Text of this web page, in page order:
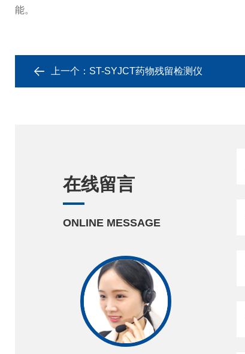
能。
上一个： ST-SYJCT药物残留检测仪
在线留言
ONLINE MESSAGE